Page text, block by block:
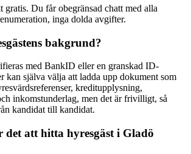
gratis. Du får obegränsad chatt med alla
inga dolda avgifter.
bakgrund?
med BankID eller en granskad ID-
kan själva välja att ladda upp dokument som
kreditupplysning,
inkomstunderlag, men det är frivilligt, så
kandidat till kandidat.
att hitta hyresgäst i Gladö